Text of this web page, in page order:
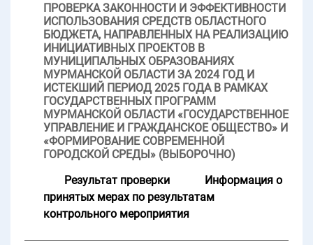
ПРОВЕРКА ЗАКОННОСТИ И ЭФФЕКТИВНОСТИ
ИСПОЛЬЗОВАНИЯ СРЕДСТВ ОБЛАСТНОГО
БЮДЖЕТА, НАПРАВЛЕННЫХ НА РЕАЛИЗАЦИЮ
ИНИЦИАТИВНЫХ ПРОЕКТОВ В
МУНИЦИПАЛЬНЫХ ОБРАЗОВАНИЯХ
МУРМАНСКОЙ ОБЛАСТИ ЗА 2024 ГОД И
ИСТЕКШИЙ ПЕРИОД 2025 ГОДА В РАМКАХ
ГОСУДАРСТВЕННЫХ ПРОГРАММ
МУРМАНСКОЙ ОБЛАСТИ «ГОСУДАРСТВЕННОЕ
УПРАВЛЕНИЕ И ГРАЖДАНСКОЕ ОБЩЕСТВО» И
«ФОРМИРОВАНИЕ СОВРЕМЕННОЙ
ГОРОДСКОЙ СРЕДЫ» (ВЫБОРОЧНО)
Результат проверки
Информация о
принятых мерах по результатам
контрольного мероприятия